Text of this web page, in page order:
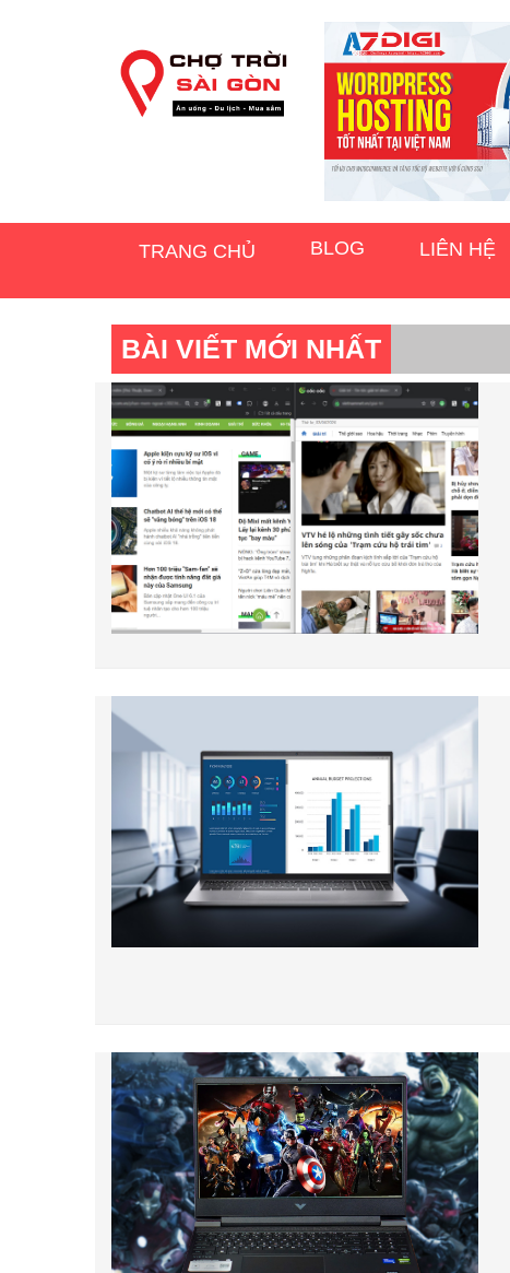
TRANG CHỦ BLOG LIÊN HỆ
BÀI VIẾT MỚI NHẤT